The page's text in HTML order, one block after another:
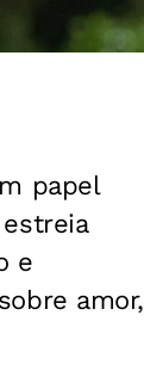
papel
e
amor,